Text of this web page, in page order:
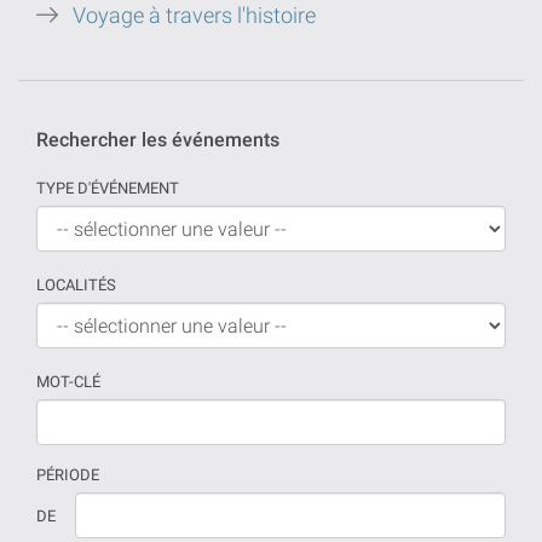
Voyage à travers l'histoire
Rechercher les événements
TYPE D'ÉVÉNEMENT
LOCALITÉS
MOT-CLÉ
PÉRIODE
Si
aucune
La
DE